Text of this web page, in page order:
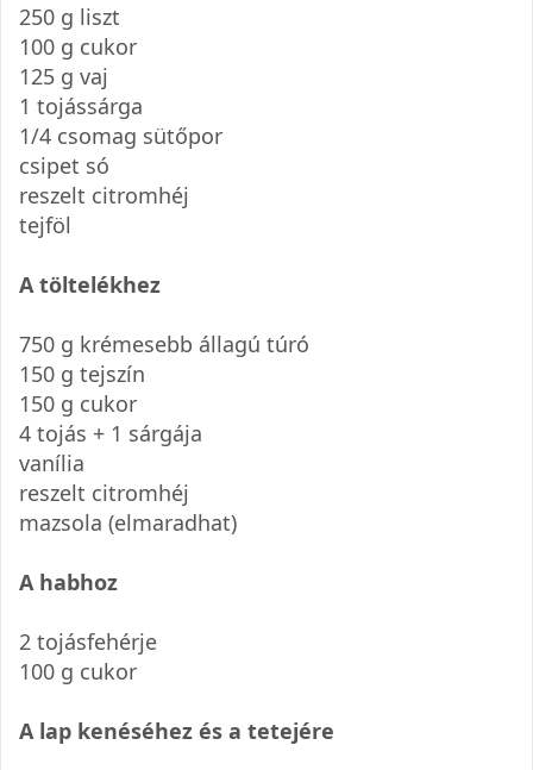
250 g liszt
100 g cukor
125 g vaj
1 tojássárga
1/4 csomag sütőpor
csipet só
reszelt citromhéj
tejföl
A töltelékhez
750 g krémesebb állagú túró
150 g tejszín
150 g cukor
4 tojás + 1 sárgája
vanília
reszelt citromhéj
mazsola (elmaradhat)
A habhoz
2 tojásfehérje
100 g cukor
A lap kenéséhez és a tetejére